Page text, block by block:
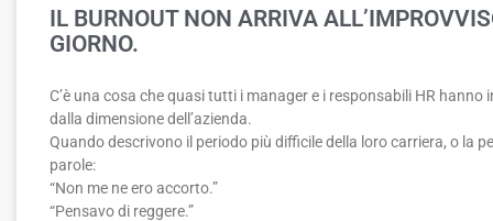
IL BURNOUT NON ARRIVA
GIORNO.
C’è una cosa che quasi tutti i manager e i responsabili HR
dalla dimensione dell’azienda.
Quando descrivono il periodo più difficile della loro carriera, o la
parole:
“Non me ne ero accorto.”
“Pensavo di reggere.”